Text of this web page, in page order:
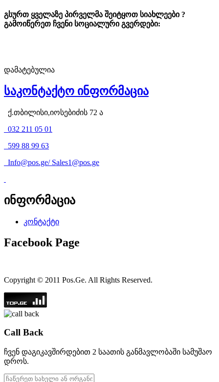
გსურთ ყველაზე პირველმა შეიტყოთ სიახლეები ?
გამოიწერეთ ჩვენი სოციალური გვერდები:
დამატებულია
საკონტაქტო ინფორმაცია
ქ.თბილისი,იოსებიძის 72 ა
032 211 05 01
599 88 99 63
Info@pos.ge/ Sales1@pos.ge
ინფორმაცია
კონტაქტი
Facebook Page
Copyright © 2011 Pos.Ge. All Rights Reserved.
Call Back
ჩვენ დაგიკავშირდებით 2 საათის განმავლობაში სამუშაო
დროს.